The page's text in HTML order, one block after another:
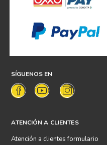
SÍGUENOS EN
ATENCIÓN A CLIENTES
Atención a clientes formulario